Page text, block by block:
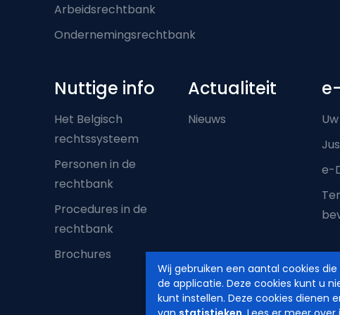
Wij gebruiken een aantal cookies
de applicatie. Deze cookies kunt u
kunt instellen. Deze cookies dienen
Arbeidsrechtbank
Ondernemingsrechtbank
Nuttige info
Het Belgisch
rechtssysteem
Personen in de
rechtbank
Procedures in de
rechtbank
Brochures
Actualiteit
Nieuws
e-